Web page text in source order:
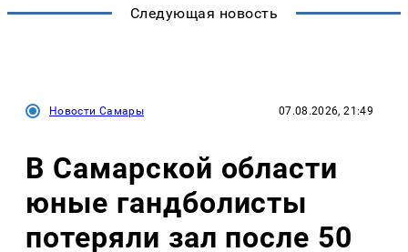
Следующая новость
Новости Самары 07.08.2026, 21:49
В Самарской области
юные гандболисты
потеряли зал после 50